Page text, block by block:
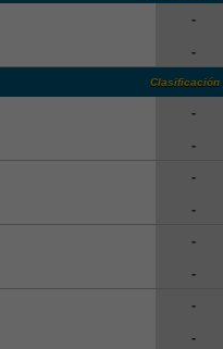
-
-
Clasificación
-
-
-
-
-
-
-
-